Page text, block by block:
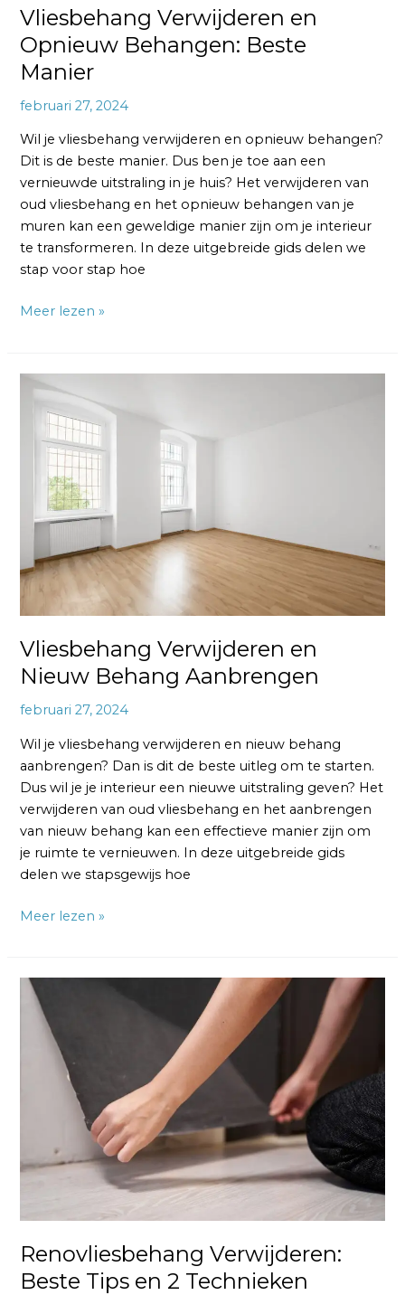
Vliesbehang Verwijderen en
Opnieuw Behangen: Beste
Manier
februari 27, 2024
Wil je vliesbehang verwijderen en opnieuw behangen?
Dit is de beste manier. Dus ben je toe aan een
vernieuwde uitstraling in je huis? Het verwijderen van
oud vliesbehang en het opnieuw behangen van je
muren kan een geweldige manier zijn om je interieur
te transformeren. In deze uitgebreide gids delen we
stap voor stap hoe
Meer lezen »
Vliesbehang Verwijderen en
Nieuw Behang Aanbrengen
februari 27, 2024
Wil je vliesbehang verwijderen en nieuw behang
aanbrengen? Dan is dit de beste uitleg om te starten.
Dus wil je je interieur een nieuwe uitstraling geven? Het
verwijderen van oud vliesbehang en het aanbrengen
van nieuw behang kan een effectieve manier zijn om
je ruimte te vernieuwen. In deze uitgebreide gids
delen we stapsgewijs hoe
Verwijderen
Nieuw
Behang
Aanbrengen
Meer lezen »
Renovliesbehang Verwijderen:
Beste Tips en 2 Technieken
Renovliesbehang
Verwijderen:
Beste
Technieken